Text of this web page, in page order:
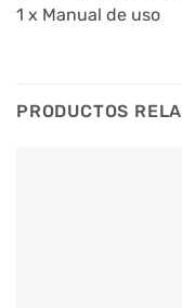
1 x Manual de uso
PRODUCTOS